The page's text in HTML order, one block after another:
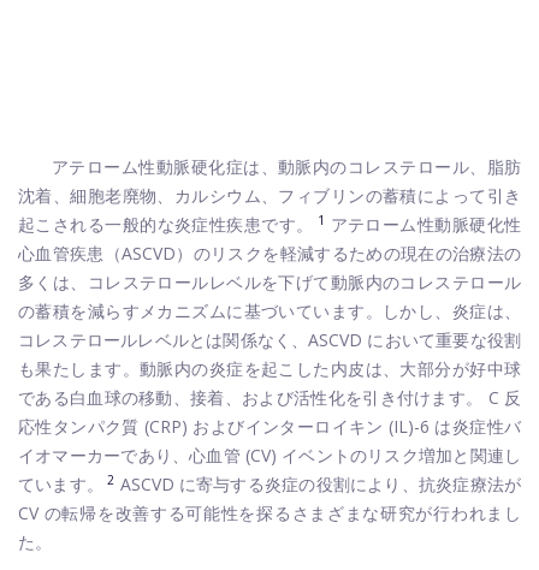
アテローム性動脈硬化症は、動脈内のコレステロール、脂肪
沈着、細胞老廃物、カルシウム、フィブリンの蓄積によって引き
起こされる一般的な炎症性疾患です。
1 アテローム性動脈硬化性
心血管疾患（ASCVD）のリスクを軽減するための現在の治療法の
多くは、コレステロールレベルを下げて動脈内のコレステロール
の蓄積を減らすメカニズムに基づいています。しかし、炎症は、
コレステロールレベルとは関係なく、ASCVD において重要な役割
も果たします。動脈内の炎症を起こした内皮は、大部分が好中球
である白血球の移動、接着、および活性化を引き付けます。 C 反
応性タンパク質 (CRP) およびインターロイキン (IL)-6 は炎症性バ
イオマーカーであり、心血管 (CV) イベントのリスク増加と関連し
ています。
2 ASCVD に寄与する炎症の役割により、抗炎症療法が
CV の転帰を改善する可能性を探るさまざまな研究が行われまし
た。